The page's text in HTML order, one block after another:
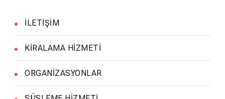
İLETİŞİM
KİRALAMA HİZMETİ
ORGANİZASYONLAR